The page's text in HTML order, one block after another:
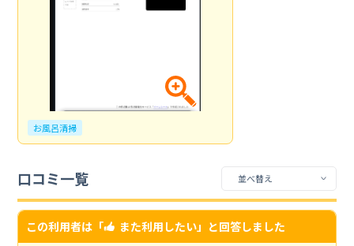
お風呂清掃
口コミ一覧
この利用者は「 また利用したい」と回答しました